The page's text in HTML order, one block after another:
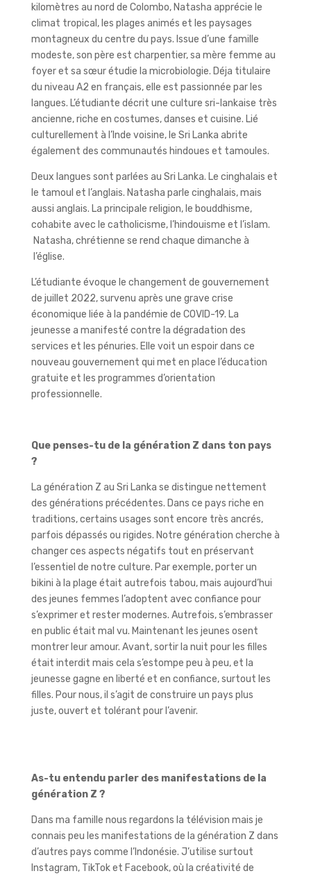
kilomètres au nord de Colombo, Natasha apprécie le
climat tropical, les plages animés et les paysages
montagneux du centre du pays. Issue d’une famille
modeste, son père est charpentier, sa mère femme au
foyer et sa sœur étudie la microbiologie. Déja titulaire
du niveau A2 en français, elle est passionnée par les
langues. L’étudiante décrit une culture sri-lankaise très
ancienne, riche en costumes, danses et cuisine. Lié
culturellement à l’Inde voisine, le Sri Lanka abrite
également des communautés hindoues et tamoules.
Deux langues sont parlées au Sri Lanka. Le cinghalais et
le tamoul et l’anglais. Natasha parle cinghalais, mais
aussi anglais. La principale religion, le bouddhisme,
cohabite avec le catholicisme, l’hindouisme et l’islam.
Natasha, chrétienne se rend chaque dimanche à
l’église.
L’étudiante évoque le changement de gouvernement
de juillet 2022, survenu après une grave crise
économique liée à la pandémie de COVID-19. La
jeunesse a manifesté contre la dégradation des
services et les pénuries. Elle voit un espoir dans ce
nouveau gouvernement qui met en place l’éducation
gratuite et les programmes d’orientation
professionnelle.
Que penses-tu de la génération Z dans ton pays
?
La génération Z au Sri Lanka se distingue nettement
des générations précédentes. Dans ce pays riche en
traditions, certains usages sont encore très ancrés,
parfois dépassés ou rigides. Notre génération cherche à
changer ces aspects négatifs tout en préservant
l’essentiel de notre culture. Par exemple, porter un
bikini à la plage était autrefois tabou, mais aujourd’hui
des jeunes femmes l’adoptent avec confiance pour
s’exprimer et rester modernes. Autrefois, s’embrasser
en public était mal vu. Maintenant les jeunes osent
montrer leur amour. Avant, sortir la nuit pour les filles
était interdit mais cela s’estompe peu à peu, et la
jeunesse gagne en liberté et en confiance, surtout les
filles. Pour nous, il s’agit de construire un pays plus
juste, ouvert et tolérant pour l’avenir.
As-tu entendu parler des manifestations de la
génération Z ?
Dans ma famille nous regardons la télévision mais je
connais peu les manifestations de la génération Z dans
d’autres pays comme l’Indonésie. J’utilise surtout
Instagram, TikTok et Facebook, où la créativité de